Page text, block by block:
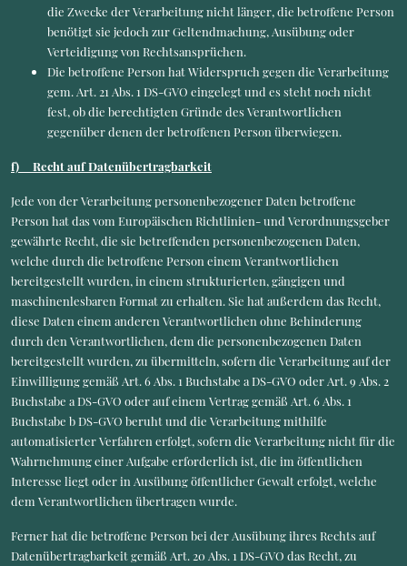
die Zwecke der Verarbeitung nicht länger, die betroffene Person
benötigt sie jedoch zur Geltendmachung, Ausübung oder
Verteidigung von Rechtsansprüchen.
Die betroffene Person hat Widerspruch gegen die Verarbeitung
gem. Art. 21 Abs. 1 DS-GVO eingelegt und es steht noch nicht
fest, ob die berechtigten Gründe des Verantwortlichen
gegenüber denen der betroffenen Person überwiegen.
f) Recht auf Datenübertragbarkeit
Jede von der Verarbeitung personenbezogener Daten betroffene
Person hat das vom Europäischen Richtlinien- und Verordnungsgeber
gewährte Recht, die sie betreffenden personenbezogenen Daten,
welche durch die betroffene Person einem Verantwortlichen
bereitgestellt wurden, in einem strukturierten, gängigen und
maschinenlesbaren Format zu erhalten. Sie hat außerdem das Recht,
diese Daten einem anderen Verantwortlichen ohne Behinderung
durch den Verantwortlichen, dem die personenbezogenen Daten
bereitgestellt wurden, zu übermitteln, sofern die Verarbeitung auf der
Einwilligung gemäß Art. 6 Abs. 1 Buchstabe a DS-GVO oder Art. 9 Abs. 2
Buchstabe a DS-GVO oder auf einem Vertrag gemäß Art. 6 Abs. 1
Buchstabe b DS-GVO beruht und die Verarbeitung mithilfe
automatisierter Verfahren erfolgt, sofern die Verarbeitung nicht für die
Wahrnehmung einer Aufgabe erforderlich ist, die im öffentlichen
Interesse liegt oder in Ausübung öffentlicher Gewalt erfolgt, welche
dem Verantwortlichen übertragen wurde.
Ferner hat die betroffene Person bei der Ausübung ihres Rechts auf
Datenübertragbarkeit gemäß Art. 20 Abs. 1 DS-GVO das Recht, zu